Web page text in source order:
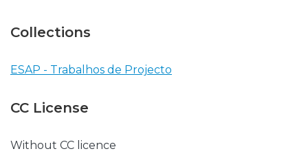
Collections
ESAP - Trabalhos de Projecto
CC License
Without CC licence